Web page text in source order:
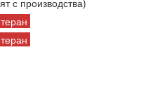
с производства)